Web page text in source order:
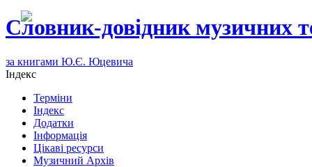
Словник-довідник музичних
за книгами Ю.Є. Юцевича
Індекс
Терміни
Індекс
Додатки
Інформація
Цікаві ресурси
Музичний Архів